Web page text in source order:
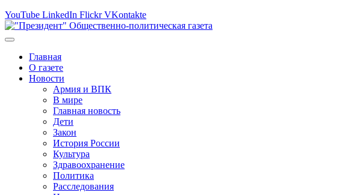
YouTube LinkedIn Flickr VKontakte
Главная
О газете
Новости
Армия и ВПК
В мире
Главная новость
Дети
Закон
История России
Культура
Здравоохранение
Политика
Расследования